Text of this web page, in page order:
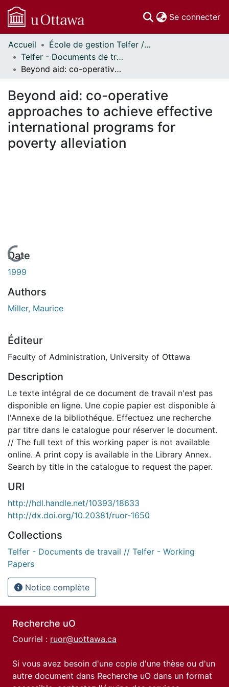
Se connecter
Communautés
et collections
Parcourir
À propos
Accueil
École de gestion Telfer // Telfer School of Management
Telfer - Documents de travail // Telfer - Working Papers
Beyond aid: co-operative approaches to achieve effective international programs for poverty alleviation
Beyond aid: co-operative
approaches to achieve effective
international programs for
poverty alleviation
En cours de chargement...
Date
1999
Authors
Miller, Maurice
Éditeur
Faculty of Administration, University of Ottawa
Description
Le texte intégral de ce document de travail n'est pas
disponible en ligne. Une copie papier est disponible à
l'Annexe de la bibliothéque. Effectuez une recherche
par titre dans le catalogue pour réserver le document.
// The full text of this working paper is not available
online. A print copy is available in the Library Annex.
Search by title in the catalogue to request the paper.
URI
http://hdl.handle.net/10393/18633
http://dx.doi.org/10.20381/ruor-1650
Collections
Telfer - Documents de travail // Telfer - Working
Papers
Notice complète
Recherche uO
Courriel : ruor@uottawa.ca
Si vous avez besoin d'une copie d'une thèse ou d'un
autre document dans Recherche uO dans un format